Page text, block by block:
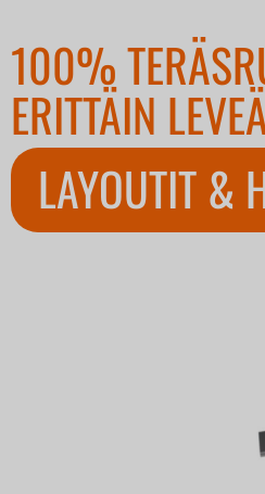
100%
ERITTÄIN
LAYOUTIT &